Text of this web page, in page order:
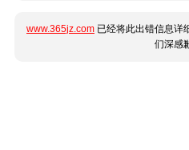
www.365jz.com 已经将此出错信息详
们深感